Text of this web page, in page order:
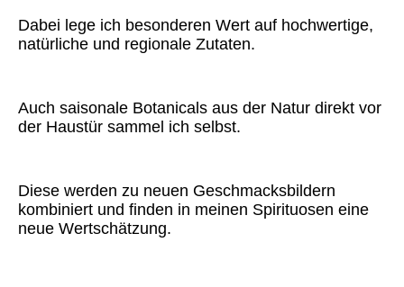
Dabei lege ich besonderen Wert auf hochwertige,
natürliche und regionale Zutaten.
Auch saisonale Botanicals aus der Natur direkt vor
der Haustür sammel ich selbst.
Diese werden zu neuen Geschmacksbildern
kombiniert und finden in meinen Spirituosen eine
neue Wertschätzung.